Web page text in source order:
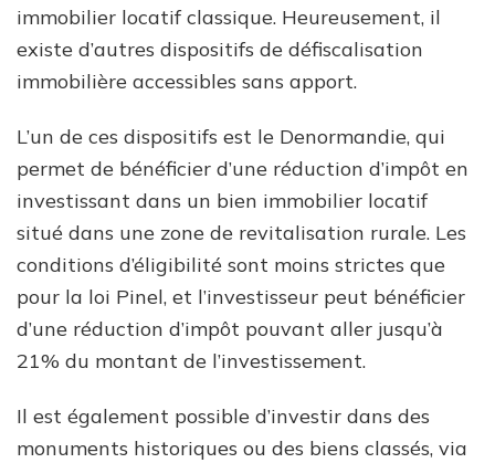
immobilier locatif classique. Heureusement, il
existe d’autres dispositifs de défiscalisation
immobilière accessibles sans apport.
L’un de ces dispositifs est le Denormandie, qui
permet de bénéficier d’une réduction d’impôt en
investissant dans un bien immobilier locatif
situé dans une zone de revitalisation rurale. Les
conditions d’éligibilité sont moins strictes que
pour la loi Pinel, et l’investisseur peut bénéficier
d’une réduction d’impôt pouvant aller jusqu’à
21% du montant de l’investissement.
Il est également possible d’investir dans des
monuments historiques ou des biens classés, via